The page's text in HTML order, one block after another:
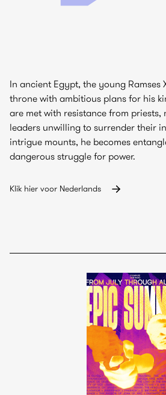
In ancient Egypt, the young Ramses
throne with ambitious plans for his
are met with resistance from
leaders unwilling to surrender their
intrigue mounts, he becomes
dangerous struggle for power.
Klik hier voor Nederlands